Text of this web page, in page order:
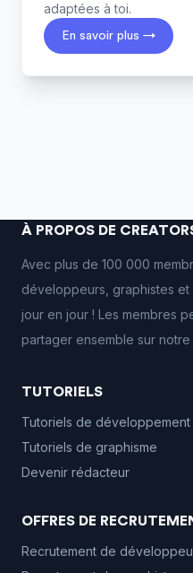
adaptées à toi.
En savoir plus →
À PROPOS DE
Avec plus de 100 000
développeurs, graphistes
jour en jour ! Les membres
partager ensemble sur
TUTORIELS
Tutoriels de développement
Tutoriels de graphisme
Devenir rédacteur
OFFRES DE
Recrutement de